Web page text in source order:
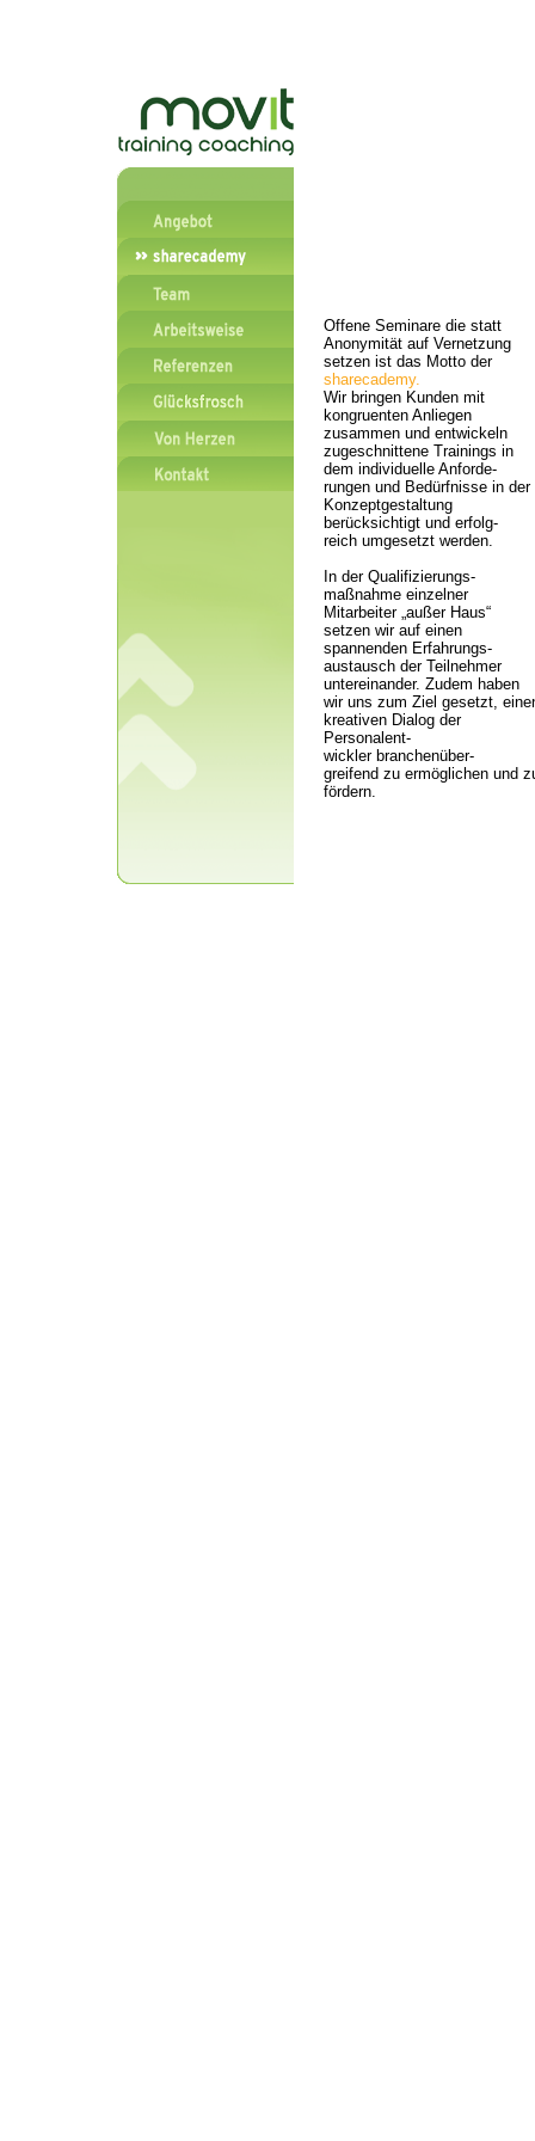
Offene Seminare die statt
Anonymität auf Vernetzung
setzen ist das Motto der
sharecademy.
Wir bringen Kunden mit
kongruenten Anliegen
zusammen und entwickeln
zugeschnittene Trainings in
dem individuelle Anforde-
rungen und Bedürfnisse in der
Konzeptgestaltung
berücksichtigt und erfolg-
reich umgesetzt werden.
In der Qualifizierungs-
maßnahme einzelner
Mitarbeiter „außer Haus“
setzen wir auf einen
spannenden Erfahrungs-
austausch der Teilnehmer
untereinander. Zudem haben
wir uns zum Ziel gesetzt,
kreativen Dialog der
Personalent-
wickler branchenüber-
greifend zu ermöglichen und
fördern.